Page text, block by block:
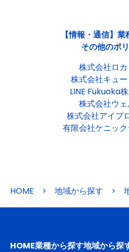
【情報・通信】
その他のポ
株式会社ロ
株式会社キュ
LINE Fukuoka
株式会社ウ
株式会社アイプ
有限会社ケニッ
HOME > 地域から探す >
HOME業種から探す地域から探